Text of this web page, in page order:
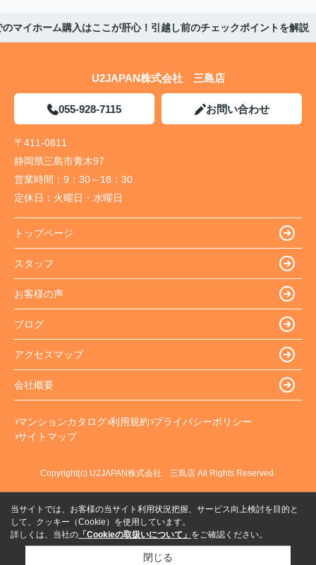
のマイホーム購入はここが肝心！引越し前のチェックポイントを解説
U2JAPAN株式会社 三島店
055-928-7115 お問い合わせ
〒411-0811
静岡県三島市青木97
営業時間： 9：30～18：30
定休日： 火曜日・水曜日
トップページ
スタッフ
お客様の声
ブログ
アクセスマップ
会社概要
マンションカタログ 利用規約 プライバシーポリシー
サイトマップ
Copyright(c) U2JAPAN株式会社 三島店 All Rights Reserved.
当サイトでは、お客様の当サイト利用状況把握、サービス向上検討を目的と
して、クッキー（Cookie）を使用しています。
詳しくは、当社の 「Cookieの取扱いについて」 をご確認ください。
閉じる